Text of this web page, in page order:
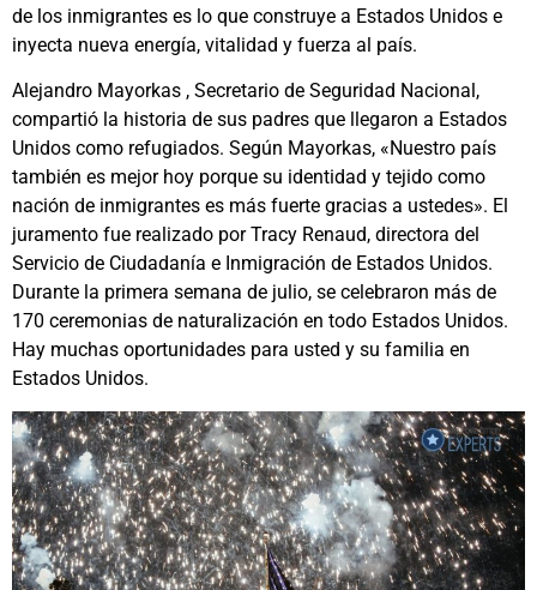
de los inmigrantes es lo que construye a Estados Unidos e
inyecta nueva energía, vitalidad y fuerza al país.
Alejandro Mayorkas , Secretario de Seguridad Nacional,
compartió la historia de sus padres que llegaron a Estados
Unidos como refugiados. Según Mayorkas, «Nuestro país
también es mejor hoy porque su identidad y tejido como
nación de inmigrantes es más fuerte gracias a ustedes». El
juramento fue realizado por Tracy Renaud, directora del
Servicio de Ciudadanía e Inmigración de Estados Unidos.
Durante la primera semana de julio, se celebraron más de
170 ceremonias de naturalización en todo Estados Unidos.
Hay muchas oportunidades para usted y su familia en
Estados Unidos.